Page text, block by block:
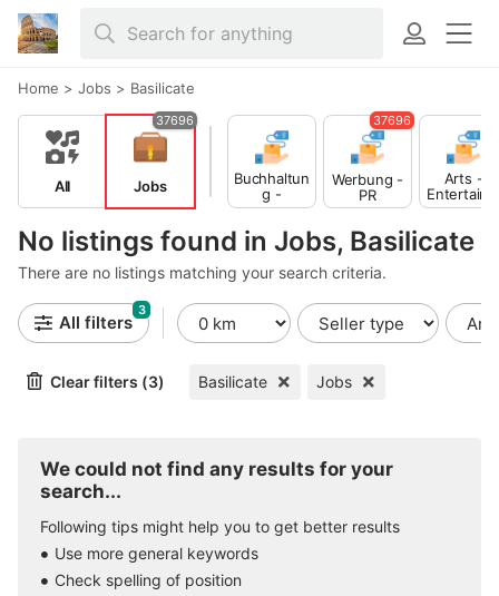
Home > Jobs > Basilicate
No listings found in Jobs, Basilicate
There are no listings matching your search criteria.
All Jobs
37696
Buchhaltun
g -
Finance
Werbung -
PR
37696
Arts -
Entertainm
ent -
All filters
3
Clear filters (3) Basilicate Jobs
We could not find any results for your
search...
Following tips might help you to get better results
Use more general keywords
Check spelling of position